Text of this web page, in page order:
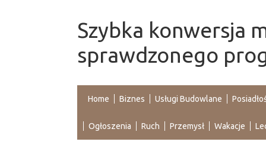
Szybka konwersja
sprawdzonego
Home Biznes Usługi Budowlane
Ogłoszenia Ruch Przemysł Wakacje